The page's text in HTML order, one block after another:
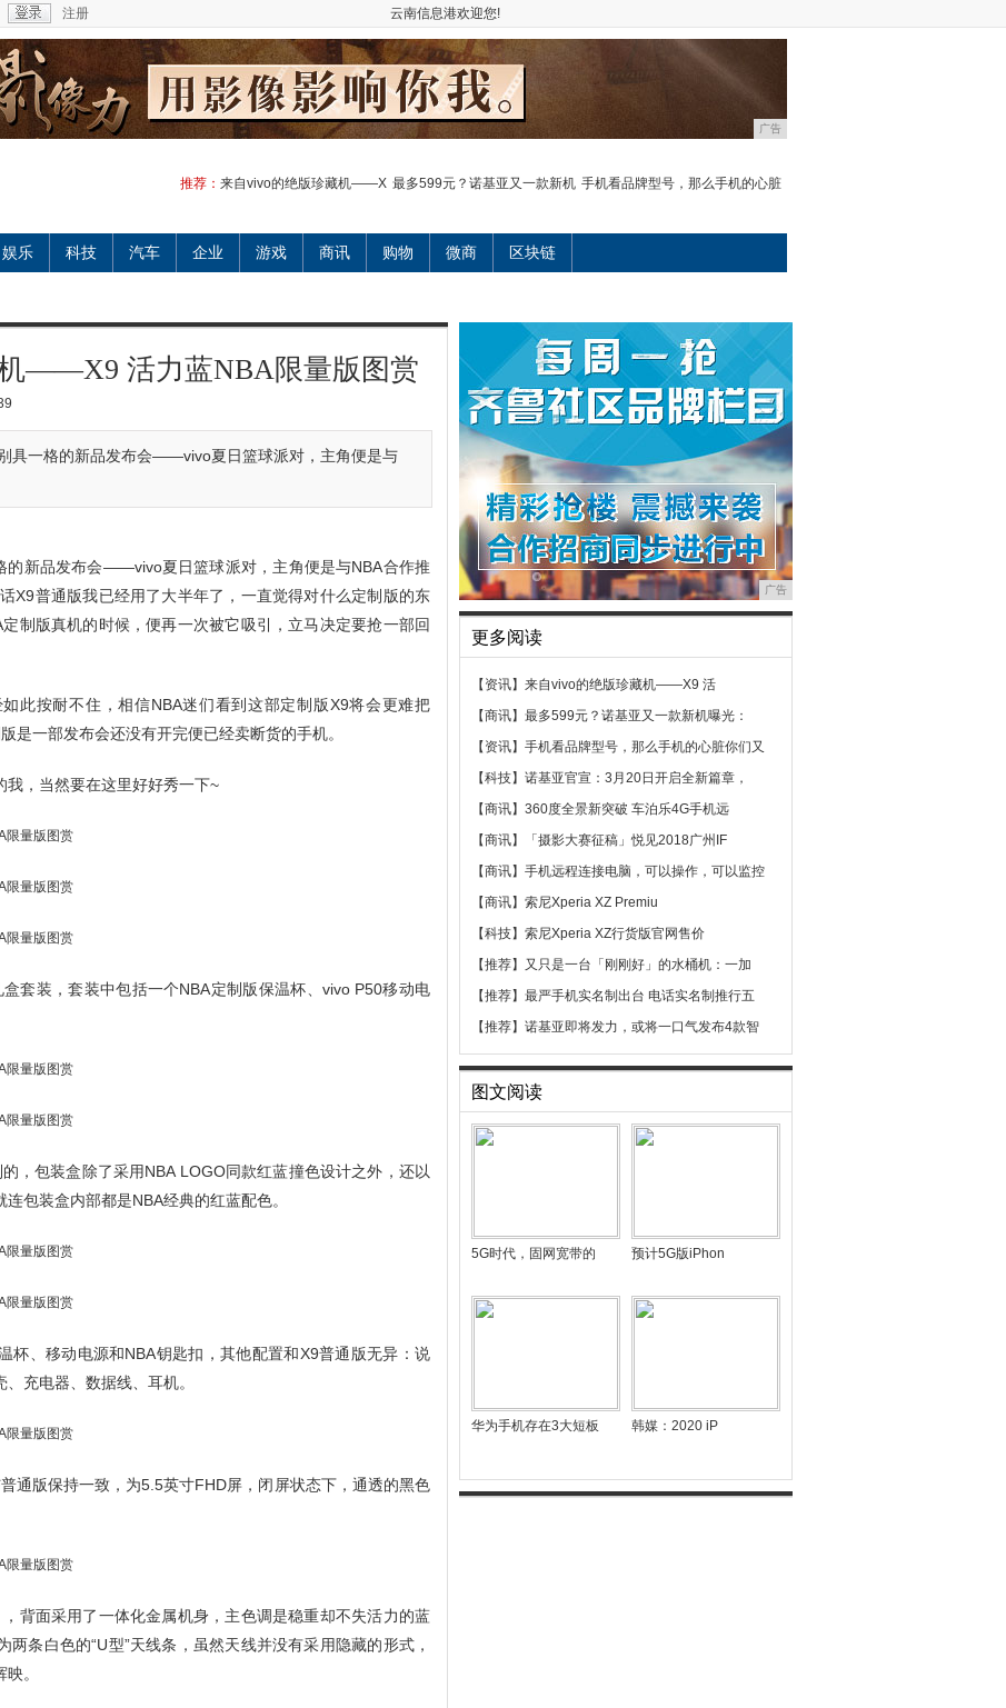
注册 云南信息港欢迎您!
广告
推荐： 来自vivo的绝版珍藏机——X 最多599元？诺基亚又一款新机 手机看品牌型号，那么手机的心脏
娱乐 科技 汽车 企业 游戏 商讯 购物 微商 区块链
——X9 活力蓝NBA限量版图赏
具一格的新品发布会——vivo夏日篮球派对，主角便是与
的新品发布会——vivo夏日篮球派对，主角便是与NBA合作推
X9普通版我已经用了大半年了，一直觉得对什么定制版的东
制版真机的时候，便再一次被它吸引，立马决定要抢一部回
此按耐不住，相信NBA迷们看到这部定制版X9将会更难把
是一部发布会还没有开完便已经卖断货的手机。
，当然要在这里好好秀一下~
套装，套装中包括一个NBA定制版保温杯、vivo P50移动电
，包装盒除了采用NBA LOGO同款红蓝撞色设计之外，还以
包装盒内部都是NBA经典的红蓝配色。
杯、移动电源和NBA钥匙扣，其他配置和X9普通版无异：说
充电器、数据线、耳机。
通版保持一致，为5.5英寸FHD屏，闭屏状态下，通透的黑色
背面采用了一体化金属机身，主色调是稳重却不失活力的蓝
两条白色的“U型”天线条，虽然天线并没有采用隐藏的形式，
。
广告
更多阅读
【资讯】 来自vivo的绝版珍藏机——X9 活
【商讯】 最多599元？诺基亚又一款新机曝光：
【资讯】 手机看品牌型号，那么手机的心脏你们又
【科技】 诺基亚官宣：3月20日开启全新篇章，
【商讯】 360度全景新突破 车泊乐4G手机远
【商讯】
「摄影大赛征稿」悦见2018广州IF
【商讯】 手机远程连接电脑，可以操作，可以监控
【商讯】 索尼Xperia XZ Premiu
【科技】 索尼Xperia XZ行货版官网售价
【推荐】 又只是一台「刚刚好」的水桶机：一加
【推荐】 最严手机实名制出台 电话实名制推行五
【推荐】 诺基亚即将发力，或将一口气发布4款智
图文阅读
5G时代，固网宽带的 预计5G版iPhon
华为手机存在3大短板 韩媒：2020 iP